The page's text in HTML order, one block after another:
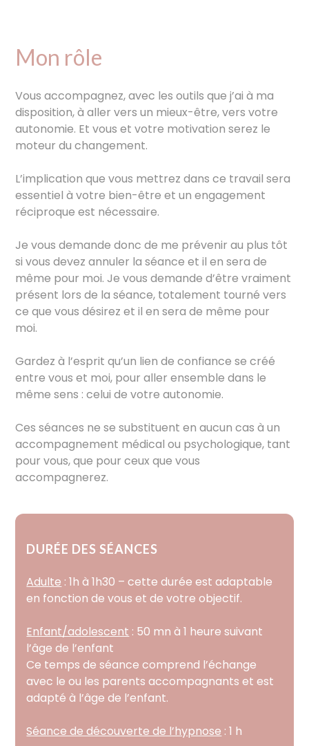
Mon rôle
Vous accompagnez, avec les outils que j’ai à ma
disposition, à aller vers un mieux-être, vers votre
autonomie. Et vous et votre motivation serez le
moteur du changement.
L’implication que vous mettrez dans ce travail sera
essentiel à votre bien-être et un engagement
réciproque est nécessaire.
Je vous demande donc de me prévenir au plus tôt
si vous devez annuler la séance et il en sera de
même pour moi. Je vous demande d’être vraiment
présent lors de la séance, totalement tourné vers
ce que vous désirez et il en sera de même pour
moi.
Gardez à l’esprit qu’un lien de confiance se créé
entre vous et moi, pour aller ensemble dans le
même sens : celui de votre autonomie.
Ces séances ne se substituent en aucun cas à un
accompagnement médical ou psychologique, tant
pour vous, que pour ceux que vous
accompagnerez.
DURÉE DES SÉANCES
Adulte : 1h à 1h30 – cette durée est adaptable
en fonction de vous et de votre objectif.
Enfant/adolescent : 50 mn à 1 heure suivant
l’âge de l’enfant
Ce temps de séance comprend l’échange
avec le ou les parents accompagnants et est
adapté à l’âge de l’enfant.
Séance de découverte de l’hypnose : 1 h